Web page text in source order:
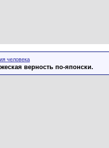
человека
верность по-японски.